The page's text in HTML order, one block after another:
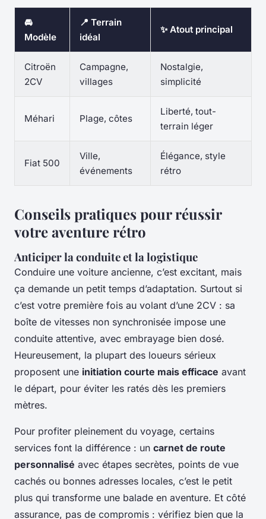
🚘
Modèle
📍 Terrain
idéal
✨ Atout principal
Citroën
2CV
Campagne,
villages
Nostalgie,
simplicité
Méhari Plage, côtes
Liberté, tout-
terrain léger
Fiat 500
Ville,
événements
Élégance, style
rétro
Conseils pratiques pour réussir
votre aventure rétro
Anticiper la conduite et la logistique
Conduire une voiture ancienne, c’est excitant, mais
ça demande un petit temps d’adaptation. Surtout si
c’est votre première fois au volant d’une 2CV : sa
boîte de vitesses non synchronisée impose une
conduite attentive, avec embrayage bien dosé.
Heureusement, la plupart des loueurs sérieux
proposent une initiation courte mais efficace avant
le départ, pour éviter les ratés dès les premiers
mètres.
Pour profiter pleinement du voyage, certains
services font la différence : un carnet de route
personnalisé avec étapes secrètes, points de vue
cachés ou bonnes adresses locales, c’est le petit
plus qui transforme une balade en aventure. Et côté
assurance, pas de compromis : vérifiez bien que la